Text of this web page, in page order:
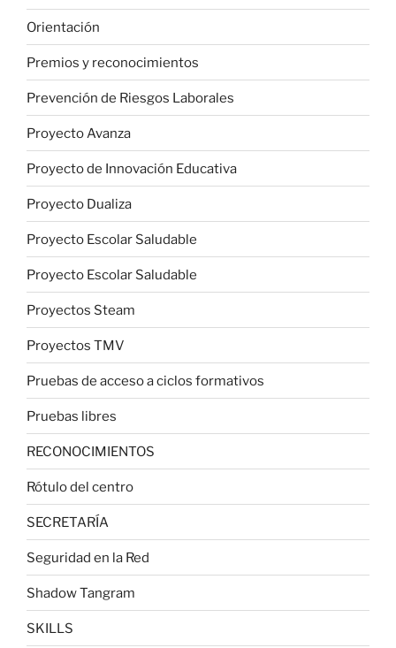
Orientación
Premios y reconocimientos
Prevención de Riesgos Laborales
Proyecto Avanza
Proyecto de Innovación Educativa
Proyecto Dualiza
Proyecto Escolar Saludable
Proyecto Escolar Saludable
Proyectos Steam
Proyectos TMV
Pruebas de acceso a ciclos formativos
Pruebas libres
RECONOCIMIENTOS
Rótulo del centro
SECRETARÍA
Seguridad en la Red
Shadow Tangram
SKILLS